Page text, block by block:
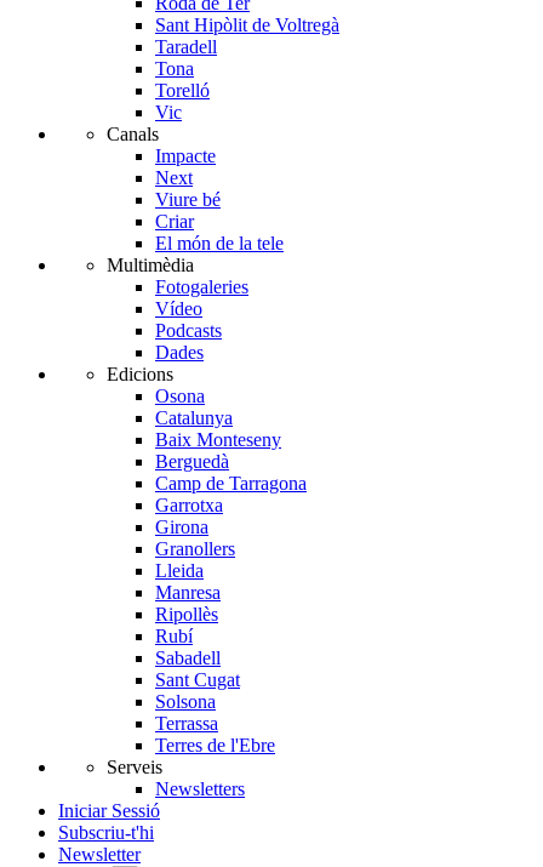
Sant Hipòlit de Voltregà
Taradell
Tona
Torelló
Vic
Canals
Impacte
Next
Viure bé
Criar
El món de la tele
Multimèdia
Fotogaleries
Vídeo
Podcasts
Dades
Edicions
Osona
Catalunya
Baix Monteseny
Berguedà
Camp de Tarragona
Garrotxa
Girona
Granollers
Lleida
Manresa
Ripollès
Rubí
Sabadell
Sant Cugat
Solsona
Terrassa
Terres de l'Ebre
Serveis
Newsletters
Iniciar Sessió
Subscriu-t'hi
Newsletter